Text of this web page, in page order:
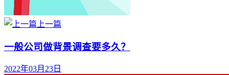
上一篇
一般公司做背景调查要多久？
2022年03月23日